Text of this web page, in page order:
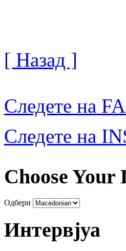
[ Назад ]
Следете на
Следете на
Choose Your
Одбери
Интервјуа